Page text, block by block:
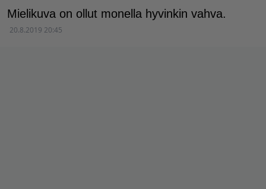
Mielikuva on ollut monella hyvinkin vahva.
20.8.2019 20:45